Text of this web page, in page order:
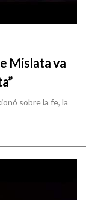
Mislata va
sobre la fe, la